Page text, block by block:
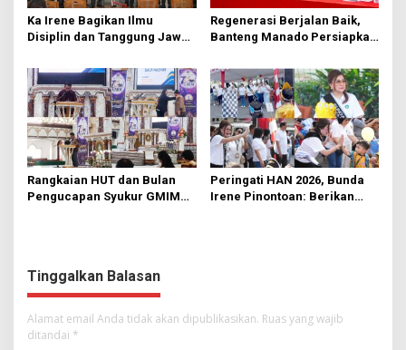
Ka Irene Bagikan Ilmu
Disiplin dan Tanggung Jawab
Manado
Regenerasi Berjalan Baik,
Banteng Manado Persiapkan
Rumput
Rangkaian HUT dan Bulan
Pengucapan Syukur GMIM
Peringati HAN 2026, Bunda
Irene Pinontoan: Berikan
Tinggalkan Balasan
Alamat email Anda tidak akan dipublikasikan. Ruas yang wajib
ditandai *